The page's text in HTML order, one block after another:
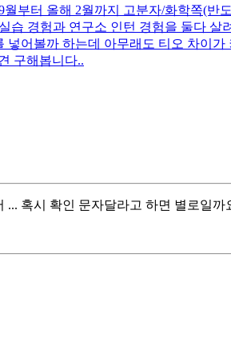
부터 올해 2월까지 고분자/화학쪽(반
경험과 연구소 인턴 경험을 둘다 살
어볼까 하는데 아무래도 티오 차이
구해봅니다..
혹시 확인 문자달라고 하면 별로일까